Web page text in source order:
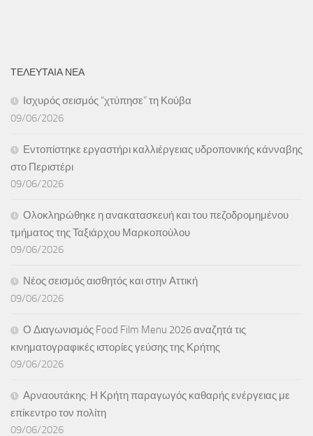
ΤΕΛΕΥΤΑΙΑ ΝΕΑ
Ισχυρός σεισμός “χτύπησε” τη Κούβα
09/06/2026
Εντοπίστηκε εργαστήρι καλλιέργειας υδροπονικής κάνναβης
στο Περιστέρι
09/06/2026
Ολοκληρώθηκε η ανακατασκευή και του πεζοδρομημένου
τμήματος της Ταξιάρχου Μαρκοπούλου
09/06/2026
Νέος σεισμός αισθητός και στην Αττική
09/06/2026
Ο Διαγωνισμός Food Film Menu 2026 αναζητά τις
κινηματογραφικές ιστορίες γεύσης της Κρήτης
09/06/2026
Αρναουτάκης: Η Κρήτη παραγωγός καθαρής ενέργειας με
επίκεντρο τον πολίτη
09/06/2026